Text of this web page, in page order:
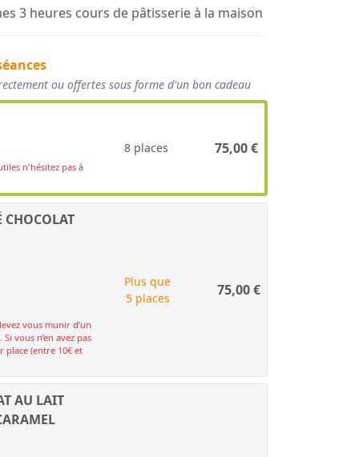
3 heures cours de pâtisserie à la maison
ou offertes sous forme d'un bon cadeau
n'hésitez pas à
8 places 75,00€
vous munir d’un
vous n’en avez pas
place (entre 10€ et
Plus que
5 places
75,00€
AU LAIT